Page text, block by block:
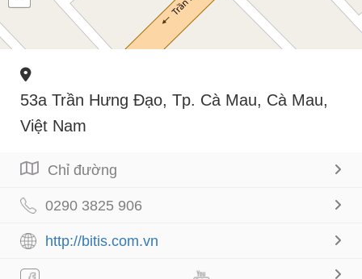
53a Trần Hưng Đạo, Tp. Cà Mau, Cà Mau,
Việt Nam
Chỉ đường
0290 3825 906
http://bitis.com.vn